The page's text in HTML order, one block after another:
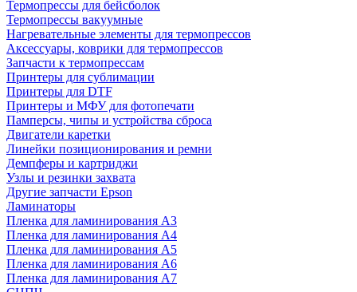
Термопрессы для бейсболок
Термопрессы вакуумные
Нагревательные элементы для термопрессов
Аксессуары, коврики для термопрессов
Запчасти к термопрессам
Принтеры для сублимации
Принтеры для DTF
Принтеры и МФУ для фотопечати
Памперсы, чипы и устройства сброса
Двигатели каретки
Линейки позиционирования и ремни
Демпферы и картриджи
Узлы и резинки захвата
Другие запчасти Epson
Ламинаторы
Пленка для ламинирования А3
Пленка для ламинирования А4
Пленка для ламинирования А5
Пленка для ламинирования А6
Пленка для ламинирования А7